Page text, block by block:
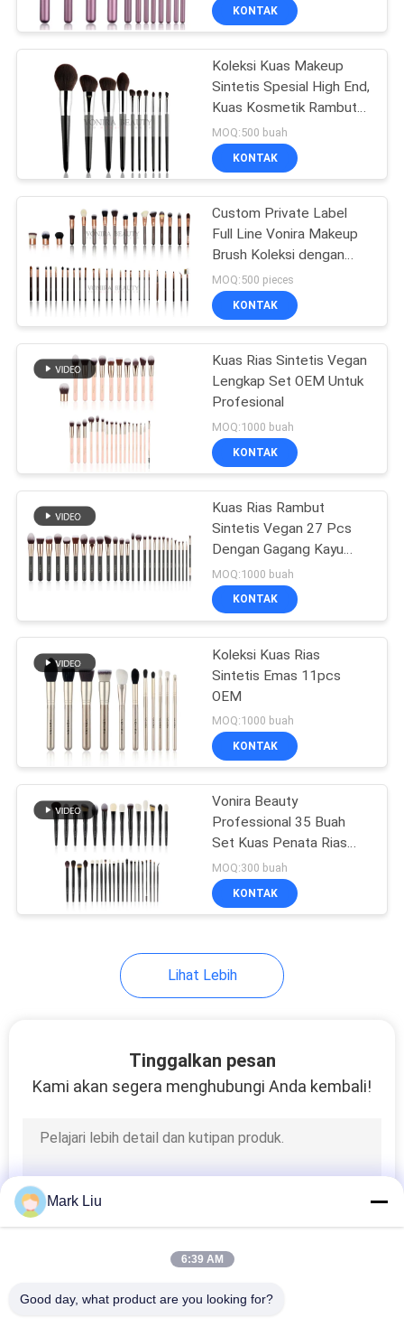
Kuas Rias Rambut
Alami
kuas makeup
sintetis
89
Set Kuas Rias
Profesional
25
Set Kuas Rias
Perjalanan
Koleksi Kuas Rias
Kuas Rias Individu
Kuas Cat Tubuh
KONTAK
Koleksi Kuas Makeup
Sintetis Spesial High End,
Kuas Kosmetik Rambut
Terlembut
MOQ:500 buah
KONTAK
Custom Private Label
Full Line Vonira Makeup
Brush Koleksi dengan
Rosy Gold Ferrule
Menangani Warna Coklat
Luar Biasa
MOQ:500 pieces
KONTAK
Kuas Rias Sintetis Vegan
Lengkap Set OEM Untuk
Profesional
MOQ:1000 buah
KONTAK
Kuas Rias Rambut
Sintetis Vegan 27 Pcs
Dengan Gagang Kayu
Hutan
MOQ:1000 buah
KONTAK
Koleksi Kuas Rias
Sintetis Emas 11pcs
OEM
MOQ:1000 buah
KONTAK
Vonira Beauty
Professional 35 Buah
Set Kuas Penata Rias
Mewah
MOQ:300 buah
KONTAK
Lihat Lebih
Tinggalkan pesan
Kami akan segera menghubungi Anda kembali!
Mark Liu
6:39 AM
Good day, what product are you looking for?